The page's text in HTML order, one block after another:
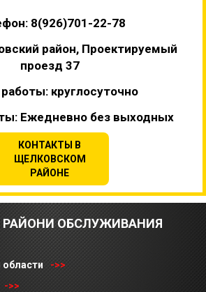
8(926)701-22-78
район, Проектируемый
проезд 37
круглосуточно
Ежедневно без выходных
КОНТАКТЫ В
ЩЕЛКОВСКОМ
РАЙОНЕ
РАЙОНИ ОБСЛУЖИВАНИЯ
->>
->>